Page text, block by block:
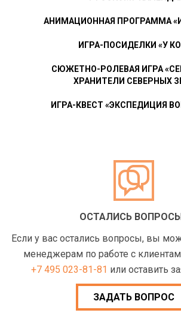
АНИМАЦИОННАЯ ПРОГРАММА
ИГРА-ПОСИДЕЛКИ «У
СЮЖЕТНО-РОЛЕВАЯ ИГРА
ХРАНИТЕЛИ СЕВЕРНЫХ
ИГРА-КВЕСТ «ЭКСПЕДИЦИЯ
ОСТАЛИСЬ
Если у вас остались вопросы, вы
менеджерам по работе с
+7 495 023-81-81 или оставить
ЗАДАТЬ ВОПРОС